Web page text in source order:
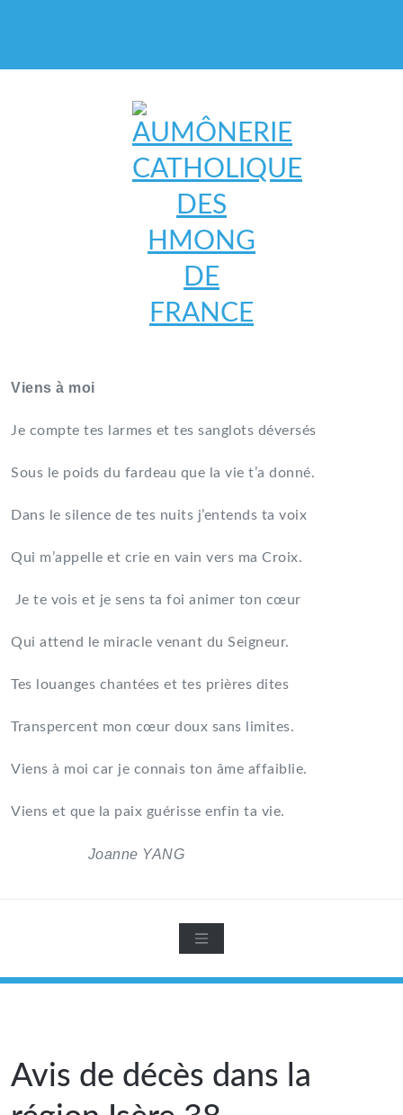
DES HMONG DE FRANCE
Viens à moi
Je compte tes larmes et tes sanglots déversés
Sous le poids du fardeau que la vie t’a donné.
Dans le silence de tes nuits j’entends ta voix
Qui m’appelle et crie en vain vers ma Croix.
Je te vois et je sens ta foi animer ton cœur
Qui attend le miracle venant du Seigneur.
Tes louanges chantées et tes prières dites
Transpercent mon cœur doux sans limites.
Viens à moi car je connais ton âme affaiblie.
Viens et que la paix guérisse enfin ta vie.
Joanne YANG
Avis de décès dans la